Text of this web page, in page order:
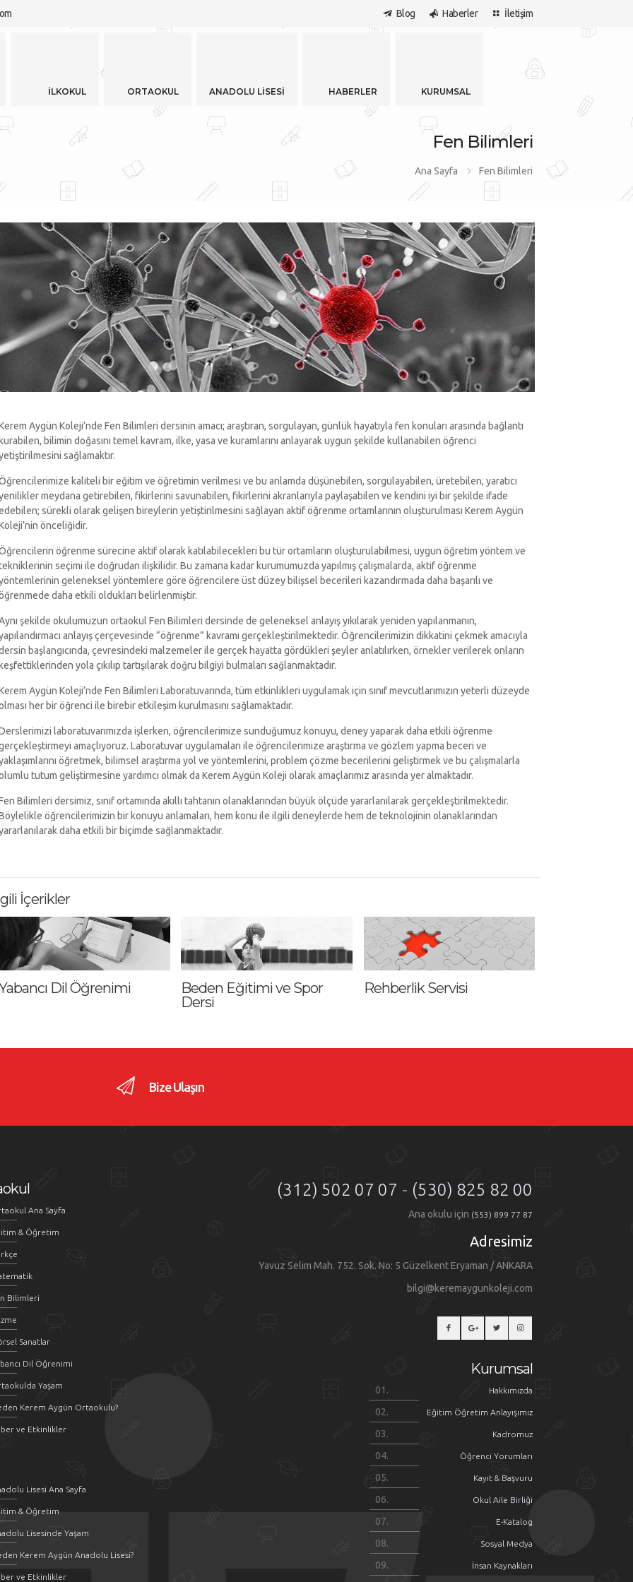
Blog Haberler İletişim
Fen Bilimleri
Ana Sayfa Fen Bilimleri
Aygün Koleji’nde Fen Bilimleri dersinin amacı; araştıran, sorgulayan, günlük hayatıyla fen konuları arasında bağlantı
kurabilen, bilimin doğasını temel kavram, ilke, yasa ve kuramlarını anlayarak uygun şekilde kullanabilen öğrenci
sağlamaktır.
kaliteli bir eğitim ve öğretimin verilmesi ve bu anlamda düşünebilen, sorgulayabilen, üretebilen, yaratıcı
meydana getirebilen, fikirlerini savunabilen, fikirlerini akranlarıyla paylaşabilen ve kendini iyi bir şekilde ifade
sürekli olarak gelişen bireylerin yetiştirilmesini sağlayan aktif öğrenme ortamlarının oluşturulması Kerem Aygün
önceliğidir.
öğrenme sürecine aktif olarak katılabilecekleri bu tür ortamların oluşturulabilmesi, uygun öğretim yöntem ve
seçimi ile doğrudan ilişkilidir. Bu zamana kadar kurumumuzda yapılmış çalışmalarda, aktif öğrenme
geleneksel yöntemlere göre öğrencilere üst düzey bilişsel becerileri kazandırmada daha başarılı ve
daha etkili oldukları belirlenmiştir.
şekilde okulumuzun ortaokul Fen Bilimleri dersinde de geleneksel anlayış yıkılarak yeniden yapılanmanın,
anlayış çerçevesinde “öğrenme” kavramı gerçekleştirilmektedir. Öğrencilerimizin dikkatini çekmek amacıyla
başlangıcında, çevresindeki malzemeler ile gerçek hayatta gördükleri şeyler anlatılırken, örnekler verilerek onların
keşfettiklerinden yola çıkılıp tartışılarak doğru bilgiyi bulmaları sağlanmaktadır.
Aygün Koleji’nde Fen Bilimleri Laboratuvarında, tüm etkinlikleri uygulamak için sınıf mevcutlarımızın yeterli düzeyde
her bir öğrenci ile birebir etkileşim kurulmasını sağlamaktadır.
laboratuvarımızda işlerken, öğrencilerimize sunduğumuz konuyu, deney yaparak daha etkili öğrenme
amaçlıyoruz. Laboratuvar uygulamaları ile öğrencilerimize araştırma ve gözlem yapma beceri ve
öğretmek, bilimsel araştırma yol ve yöntemlerini, problem çözme becerilerini geliştirmek ve bu çalışmalarla
tutum geliştirmesine yardımcı olmak da Kerem Aygün Koleji olarak amaçlarımız arasında yer almaktadır.
Bilimleri dersimiz, sınıf ortamında akıllı tahtanın olanaklarından büyük ölçüde yararlanılarak gerçekleştirilmektedir.
öğrencilerimizin bir konuyu anlamaları, hem konu ile ilgili deneylerde hem de teknolojinin olanaklarından
daha etkili bir biçimde sağlanmaktadır.
İçerikler
Dil Öğrenimi
Beden Eğitimi ve Spor
Dersi
Rehberlik Servisi
Bize Ulaşın
Ana Sayfa
& Öğretim
Bilimleri
Sanatlar
Dil Öğrenimi
Yaşam
Kerem Aygün Ortaokulu?
ve Etkinlikler
Lisesi Ana Sayfa
& Öğretim
Lisesinde Yaşam
Kerem Aygün Anadolu Lisesi?
ve Etkinlikler
(312) 502 07 07 - (530) 825 82 00
Ana okulu için (553) 899 77 87
Adresimiz
Yavuz Selim Mah. 752. Sok. No: 5 Güzelkent Eryaman / ANKARA
bilgi@keremaygunkoleji.com
Kurumsal
Hakkımızda
Eğitim Öğretim Anlayışımız
Kadromuz
Öğrenci Yorumları
Kayıt & Başvuru
Okul Aile Birliği
E-Katalog
Sosyal Medya
İnsan Kaynakları